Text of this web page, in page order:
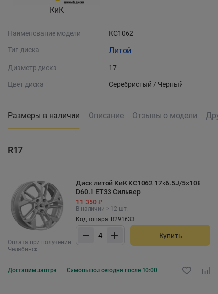
КиК
Наименование модели КС1062
Тип диска Литой
Диаметр диска 17
Цвет диска Серебристый / Черный
Размеры в наличии Описание Отзывы о модели
R17
Оплата при получении
Челябинск
Диск литой КиК KC1062 17x6.5J/5x108
D60.1 ET33 Сильвер
11 350 ₽
В наличии > 12 шт.
Код товара: R291633
Купить
Доставим завтра Самовывоз сегодня после 10:00